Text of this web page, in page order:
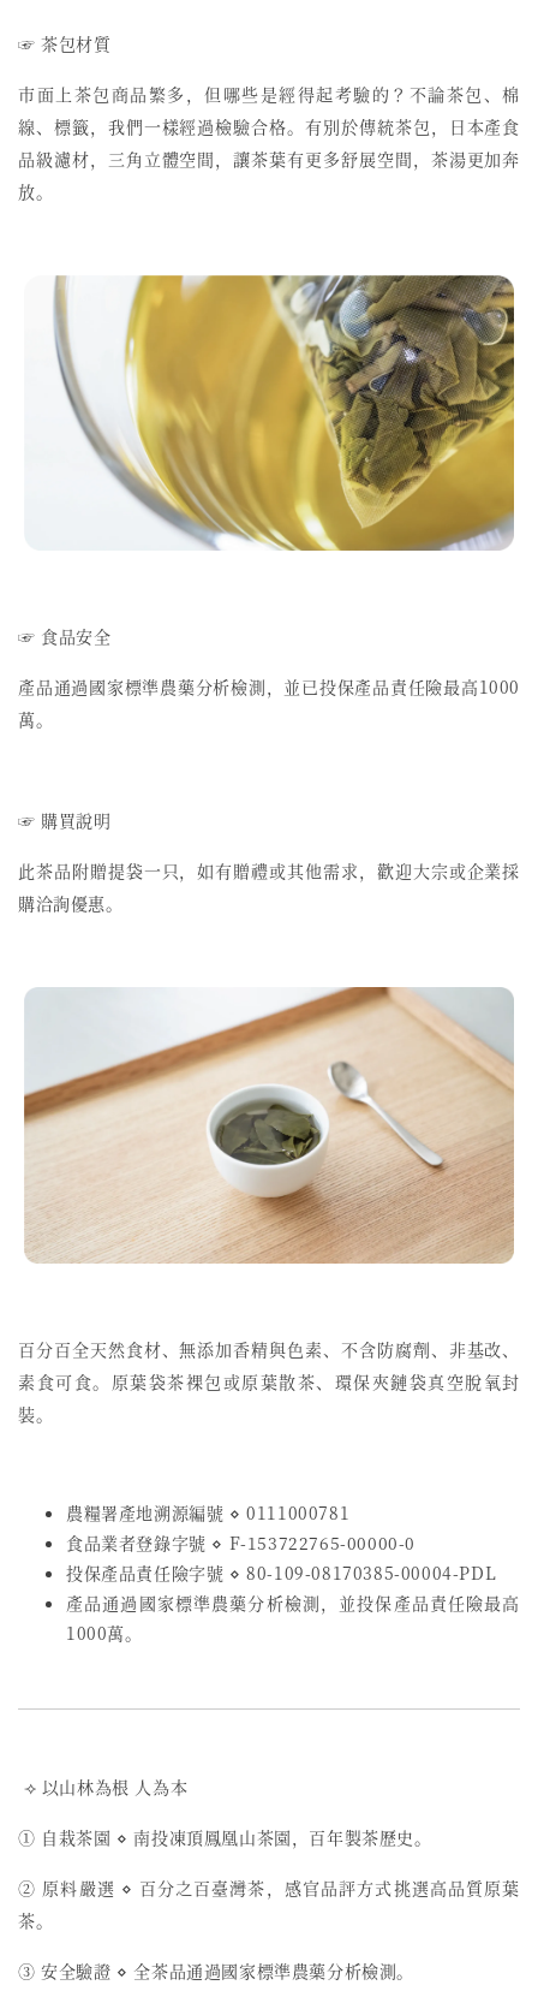
☞ 茶包材質
市面上茶包商品繁多，但哪些是經得起考驗的？不論茶包、棉
線、標籤，我們一樣經過檢驗合格。有別於傳統茶包，日本產食
品級濾材，三角立體空間，讓茶葉有更多舒展空間，茶湯更加奔
放。
☞ 食品安全
產品通過國家標準農藥分析檢測，並已投保產品責任險最高1000
萬。
☞ 購買說明
此茶品附贈提袋一只，如有贈禮或其他需求，歡迎大宗或企業採
購洽詢優惠。
百分百全天然食材、無添加香精與色素、不含防腐劑、非基改、
素食可食。原葉袋茶裸包或原葉散茶、環保夾鏈袋真空脫氧封
裝。
農糧署產地溯源編號 ⋄ 0111000781
食品業者登錄字號 ⋄ F-153722765-00000-0
投保產品責任險字號 ⋄80-109-08170385-00004-PDL
產品通過國家標準農藥分析檢測，並投保產品責任險最高
1000萬。
⟢ 以山林為根 人為本
① 自栽茶園 ⋄ 南投凍頂鳳凰山茶園，百年製茶歷史。
② 原料嚴選 ⋄ 百分之百臺灣茶，感官品評方式挑選高品質原葉
茶。
③ 安全驗證 ⋄ 全茶品通過國家標準農藥分析檢測。